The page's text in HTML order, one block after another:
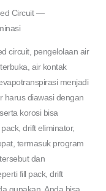
Circuit —
circuit, pengelolaan air
air kontak
menjadi
harus diawasi dengan
korosi bisa
drift eliminator,
termasuk program
dan
fill pack, drift